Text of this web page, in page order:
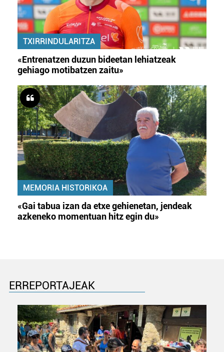
TXIRRINDULARITZA
«Entrenatzen duzun bideetan lehiatzeak
gehiago motibatzen zaitu»
MEMORIA HISTORIKOA
«Gai tabua izan da etxe gehienetan, jendeak
azkeneko momentuan hitz egin du»
ERREPORTAJEAK